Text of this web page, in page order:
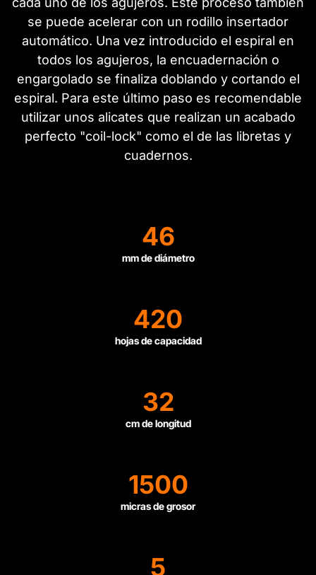
se puede acelerar con un rodillo insertador
automático. Una vez introducido el espiral en
todos los agujeros, la encuadernación o
engargolado se finaliza doblando y cortando el
espiral. Para este último paso es recomendable
utilizar unos alicates que realizan un acabado
perfecto "coil-lock" como el de las libretas y
cuadernos.
46
mm de diámetro
420
hojas de capacidad
32
cm de longitud
1500
micras de grosor
5